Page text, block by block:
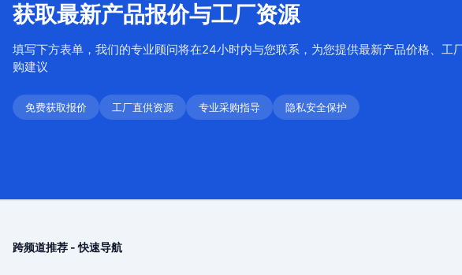
获取最新产品报价与工厂资源
填写下方表单，我们的专业顾问将在24小时内与您联系，为您提供最新产品价格、工
购建议
免费获取报价 工厂直供资源 专业采购指导 隐私安全保护
跨频道推荐 - 快速导航